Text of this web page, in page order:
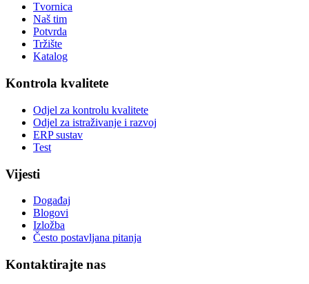
Tvornica
Naš tim
Potvrda
Tržište
Katalog
Kontrola kvalitete
Odjel za kontrolu kvalitete
Odjel za istraživanje i razvoj
ERP sustav
Test
Vijesti
Događaj
Blogovi
Izložba
Često postavljana pitanja
Kontaktirajte nas